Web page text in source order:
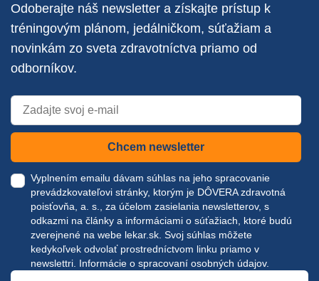
Odoberajte náš newsletter a získajte prístup k
tréningovým plánom, jedálničkom, súťažiam a
novinkám zo sveta zdravotníctva priamo od
odborníkov.
Chcem newsletter
Vyplnením emailu dávam súhlas na jeho spracovanie
prevádzkovateľovi stránky, ktorým je DÔVERA zdravotná
poisťovňa, a. s., za účelom zasielania newsletterov, s
odkazmi na články a informáciami o súťažiach, ktoré budú
zverejnené na webe lekar.sk . Svoj súhlas môžete
kedykoľvek odvolať prostredníctvom linku priamo v
newslettri. Informácie o spracovaní osobných údajov.